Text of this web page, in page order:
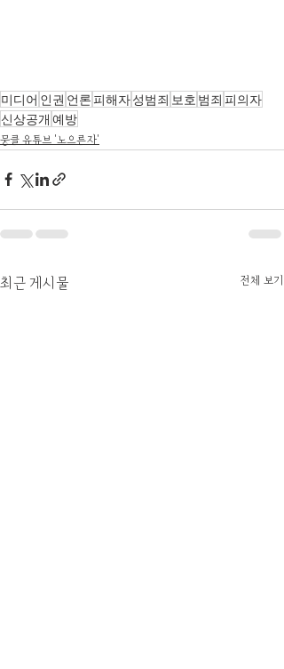
미디어 인권 언론피해자성범죄 보호 범죄 피의자
신상공개 예방
뭉클 유튜브 '노으른자'
최근 게시물 전체 보기